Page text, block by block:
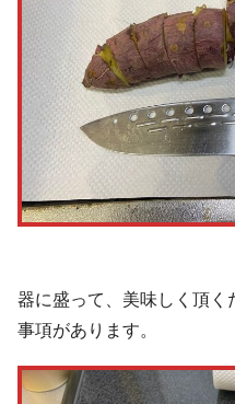
器に盛って、美味しく頂
事項があります。